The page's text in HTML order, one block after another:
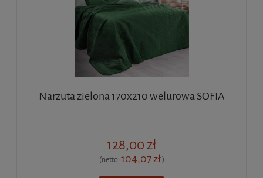
Narzuta zielona 170x210 welurowa SOFIA
128,00 zł
(netto:104,07 zł)